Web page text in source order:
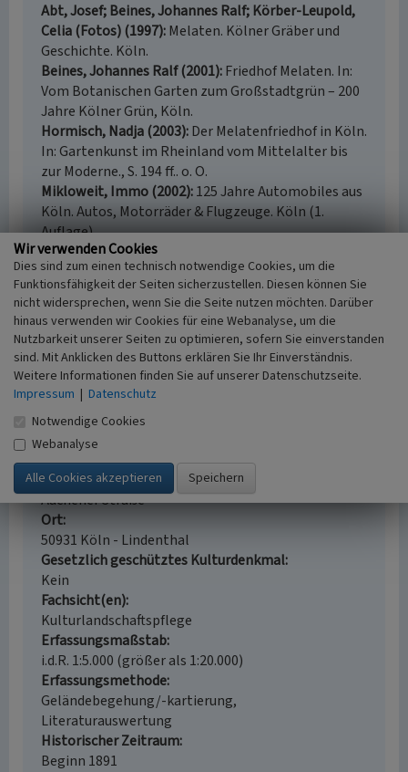
Abt, Josef; Beines, Johannes Ralf; Körber-Leupold,
Celia (Fotos) (1997) Melaten. Kölner Gräber und
Geschichte. Köln.
Beines, Johannes Ralf (2001) Friedhof Melaten. In:
Vom Botanischen Garten zum Großstadtgrün – 200
Jahre Kölner Grün, Köln.
Hormisch, Nadja (2003) Der Melatenfriedhof in Köln.
In: Gartenkunst im Rheinland vom Mittelalter bis
zur Moderne., S. 194 ff.. o. O.
Mikloweit, Immo (2002) 125 Jahre Automobiles aus
Köln. Autos, Motorräder & Flugzeuge. Köln (1.
Auflage).
Sittauer, Hans L. (1990)
Rudolf Diesel. (Biographien hervorragender
Naturwissenschaftler, Techniker und Mediziner 32 (4.
Auflage).) o. O.
Grabstätte von Nicolaus August Otto auf dem
Melatenfriedhof
Schlagwörter
Familiengrab Grab
Straße / Hausnummer
Aachener Straße
Ort
50931 Köln - Lindenthal
Gesetzlich geschütztes Kulturdenkmal
Kein
Fachsicht(en)
Kulturlandschaftspflege
Erfassungsmaßstab
i.d.R. 1:5.000 (größer als 1:20.000)
Erfassungsmethode
Geländebegehung/-kartierung,
Literaturauswertung
Historischer Zeitraum
Beginn 1891
Wir verwenden Cookies
Dies sind zum einen technisch notwendige Cookies, um die
Funktionsfähigkeit der Seiten sicherzustellen. Diesen können Sie
nicht widersprechen, wenn Sie die Seite nutzen möchten. Darüber
hinaus verwenden wir Cookies für eine Webanalyse, um die
Nutzbarkeit unserer Seiten zu optimieren, sofern Sie einverstanden
sind. Mit Anklicken des Buttons erklären Sie Ihr Einverständnis.
Weitere Informationen finden Sie auf unserer Datenschutzseite.
Impressum | Datenschutz
Notwendige Cookies
Webanalyse